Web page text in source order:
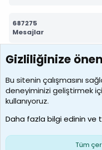
687275
Mesajlar
7389
Kullanıcılar
idriskaancelik
Son üye
Çerezler
Gizliliğinize
Bu sitenin çalışmasını
deneyiminizi geliştirmek
kullanıyoruz.
Daha fazla bilgi edinin ve
Tüm